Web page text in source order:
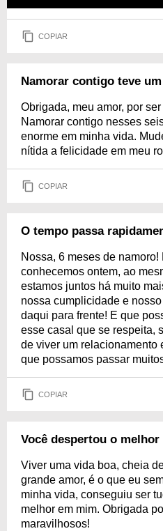
COPIAR
Namorar contigo teve
Obrigada, meu amor, por
Namorar contigo nesses
enorme em minha vida.
nítida a felicidade em meu
COPIAR
O tempo passa
Nossa, 6 meses de
conhecemos ontem, ao
estamos juntos há muito
nossa cumplicidade e
daqui para frente! E que
esse casal que se respeita,
de viver um relacionamento
que possamos passar
COPIAR
Você despertou o melhor
Viver uma vida boa, cheia
grande amor, é o que eu
minha vida, conseguiu ser
melhor em mim. Obrigada
maravilhosos!